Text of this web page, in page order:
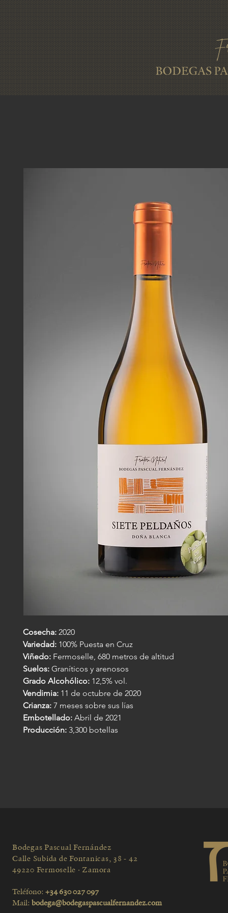
Cosecha: 2020
Variedad: 100% Puesta en Cruz
Viñedo: Fermoselle, 680 metros de altitud
Suelos: Graníticos y arenosos
Grado Alcohólico: 12,5% vol.
Vendimia: 11 de octubre de 2020
Crianza: 7 meses sobre sus lías
Embotellado: Abril de 2021
Producción: 3,300 botellas
Bodegas Pascual Fernández
Calle Subida de Fontanicas, 38 - 42
49220 Fermoselle · Zamora
Teléfono: +34 630 027 097
Mail: bodega@bodegaspascualfernandez.com